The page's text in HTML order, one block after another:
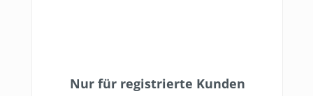
Nur für registrierte Kunden